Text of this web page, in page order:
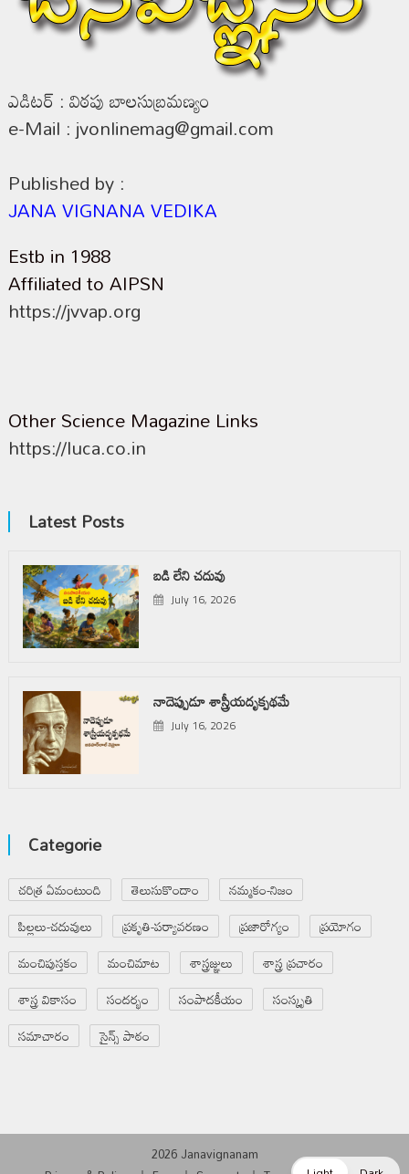
ఎడిటర్ : విఠపు బాలసుబ్రమణ్యం
e-Mail : jvonlinemag@gmail.com
Published by :
JANA VIGNANA VEDIKA
Estb in 1988
Affiliated to AIPSN
https://jvvap.org
Other Science Magazine Links
https://luca.co.in
Latest Posts
బడి లేని చదువు
July 16, 2026
నాదెప్పుడూ శాస్త్రీయదృక్పథమే
July 16, 2026
Categorie
చరిత్ర ఏమంటుంది తెలుసుకొందాం
నమ్మకం-నిజం
పిల్లలు-చదువులు
ప్రకృతి-పర్యావరణం ప్రజారోగ్యం
ప్రయోగం
మంచిపుస్తకం
మంచిమాట శాస్త్రజ్ఞులు
శాస్త్ర ప్రచారం
శాస్త్ర వికాసం
సందర్భం సంపాదకీయం
సంస్కృతి
సమాచారం
సైన్స్ పాఠం
2026 Janavignanam